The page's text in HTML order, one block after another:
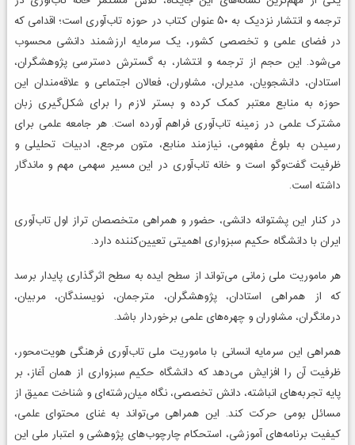
ترجمه و انتشار نزدیک به ۵۰ عنوان کتاب در حوزه تاب‌آوری است؛ اقدامی که
در فضای علمی و تخصصی کشور، یک سرمایه ارزشمند دانشی محسوب
می‌شود. این حجم از ترجمه و انتشار، به گسترش دسترسی پژوهشگران،
استادان، دانشجویان، مدیران، مشاوران، فعالان اجتماعی و علاقه‌مندان این
حوزه به منابع معتبر کمک کرده و بستر لازم را برای شکل‌گیری زبان
مشترک علمی در زمینه تاب‌آوری فراهم آورده است. هر جامعه علمی برای
رسیدن به بلوغ مفهومی، نیازمند منابع، متون مرجع، ادبیات تحلیلی و
ظرفیت گفت‌وگو است و خانه تاب‌آوری در این مسیر سهمی مهم و ماندگار
داشته است.
در کنار این پشتوانه دانشی، حضور و همراهی متخصصان تراز اول تاب‌آوری
ایران با دانشگاه حکیم سبزواری اهمیتی تعیین‌کننده دارد.
هر ماموریت ملی زمانی می‌تواند از سطح ایده به سطح اثرگذاری پایدار برسد
که از همراهی استادان، پژوهشگران، مترجمان، نویسندگان، مربیان،
درمانگران، مشاوران و چهره‌های علمی برخوردار باشد.
همراهی این سرمایه انسانی با ماموریت ملی تاب‌آوری فرهنگی هویت‌محور،
ظرفیت آن را افزایش می‌دهد که دانشگاه حکیم سبزواری از همان آغاز، بر
پایه تجربه‌های انباشته، دانش تخصصی، نگاه میان‌رشته‌ای و شناخت عمیق از
مسائل بومی حرکت کند. این همراهی می‌تواند به غنای محتوای علمی،
کیفیت برنامه‌های آموزشی، استحکام چارچوب‌های پژوهشی و اعتبار ملی این